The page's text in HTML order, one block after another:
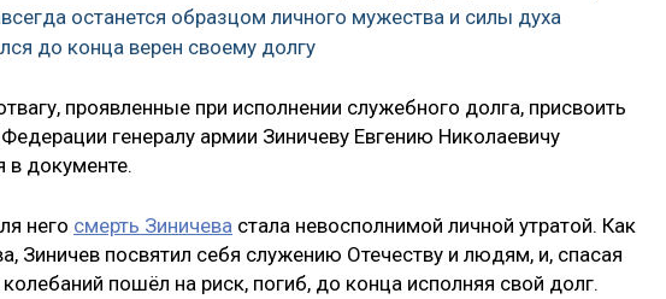
останется образцом личного мужества и силы духа
до конца верен своему долгу
проявленные при исполнении служебного долга, присвоить
генералу армии Зиничеву Евгению Николаевичу
в документе.
него смерть Зиничева стала невосполнимой личной утратой. Как
Зиничев посвятил себя служению Отечеству и людям, и, спасая
пошёл на риск, погиб, до конца исполняя свой долг.